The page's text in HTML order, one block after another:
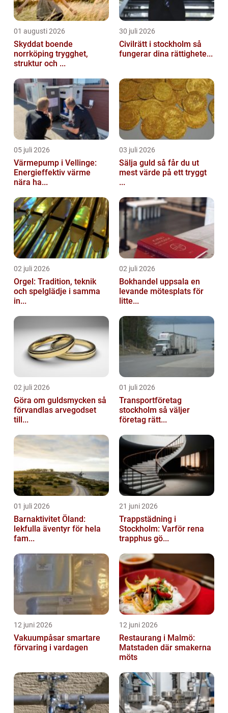
01 augusti 2026
Skyddat boende
norrköping trygghet,
struktur och ...
30 juli 2026
Civilrätt i stockholm så
fungerar dina rättighete...
05 juli 2026
Värmepump i Vellinge:
Energieffektiv värme
nära ha...
03 juli 2026
Sälja guld så får du ut
mest värde på ett tryggt
...
02 juli 2026
Orgel: Tradition, teknik
och spelglädje i samma
in...
02 juli 2026
Bokhandel uppsala en
levande mötesplats för
litte...
02 juli 2026
Göra om guldsmycken så
förvandlas arvegodset
till...
01 juli 2026
Transportföretag
stockholm så väljer
företag rätt...
01 juli 2026
Barnaktivitet Öland:
lekfulla äventyr för hela
fam...
21 juni 2026
Trappstädning i
Stockholm: Varför rena
trapphus gö...
12 juni 2026
Vakuumpåsar smartare
förvaring i vardagen
12 juni 2026
Restaurang i Malmö:
Matstaden där smakerna
möts